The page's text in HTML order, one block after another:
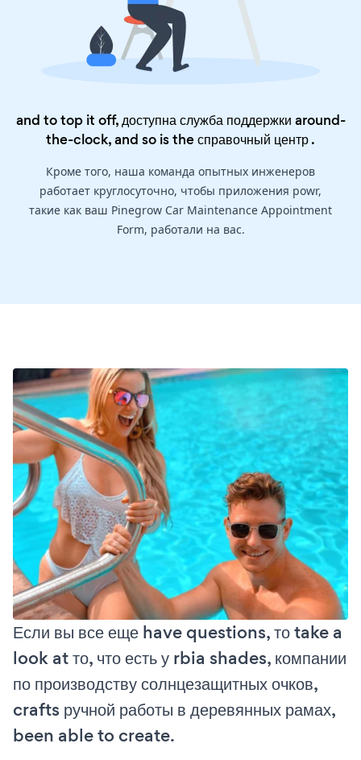
and to top it off, доступна служба поддержки around-
the-clock, and so is theсправочный центр.
Кроме того, наша команда опытных инженеров
работает круглосуточно, чтобы приложения powr,
такие как ваш Pinegrow Car Maintenance Appointment
Form, работали на вас.
Если вы все еще have questions, то take a
look at то, что есть у rbia shades, компании
по производству солнцезащитных очков,
crafts ручной работы в деревянных рамах,
been able to create.